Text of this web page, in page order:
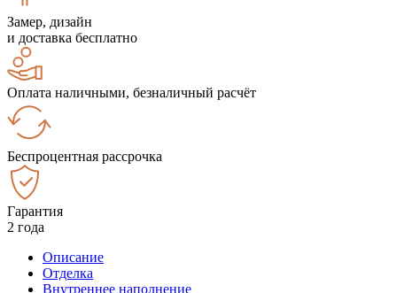
Замер, дизайн
и доставка бесплатно
Оплата наличными, безналичный расчёт
Беспроцентная рассрочка
Гарантия
2 года
Описание
Отделка
Внутреннее наполнение